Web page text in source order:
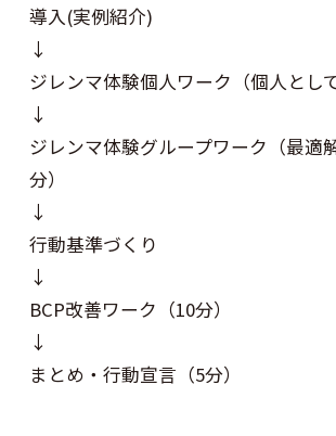
導入(実例紹介)
↓
ジレンマ体験個人ワーク（個人とし
↓
ジレンマ体験グループワーク（最適
分）
↓
行動基準づくり
↓
BCP改善ワーク（10分）
↓
まとめ・行動宣言（5分）